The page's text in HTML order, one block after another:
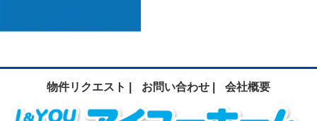
物件リクエスト | お問い合わせ | 会社概要